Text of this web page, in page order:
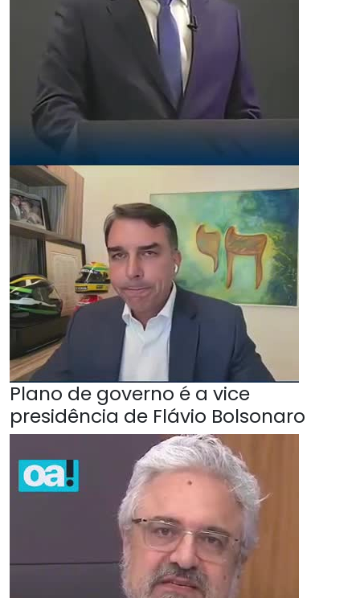
Plano de governo é a vice
presidência de Flávio Bolsonaro